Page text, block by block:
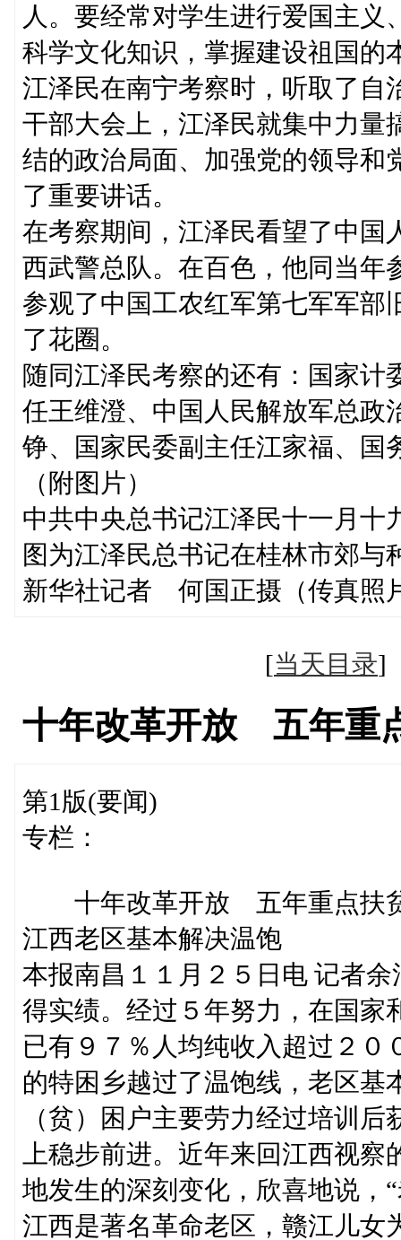
人。要经常对学生进行爱国主
科学文化知识，掌握建设祖国的
江泽民在南宁考察时，听取了自
干部大会上，江泽民就集中力量
结的政治局面、加强党的领导和
了重要讲话。
在考察期间，江泽民看望了中国
西武警总队。在百色，他同当年
参观了中国工农红军第七军军部
了花圈。
随同江泽民考察的还有：国家计
任王维澄、中国人民解放军总政
铮、国家民委副主任江家福、国
（附图片）
中共中央总书记江泽民十一月十
图为江泽民总书记在桂林市郊与
新华社记者 何国正摄（传真照
[当天目录
十年改革开放 五年重
第1版(要闻)
专栏：
十年改革开放 五年重点扶
江西老区基本解决温饱
本报南昌１１月２５日电 记者
得实绩。经过５年努力，在国家
已有９７％人均纯收入超过２０
的特困乡越过了温饱线，老区基
（贫）困户主要劳力经过培训
上稳步前进。近年来回江西视
地发生的深刻变化，欣喜地说，
江西是著名革命老区，赣江儿女